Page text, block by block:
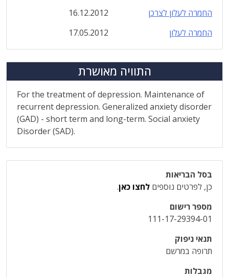
החמרה לעלון לצרכן
16.12.2012
החמרה לעלון
17.05.2012
התוויה מאושרת
For the treatment of depression. Maintenance of
recurrent depression. Generalized anxiety disorder
(GAD) - short term and long-term. Social anxiety
Disorder (SAD).
בסל הבריאות
כן, לפרטים נוספים לחצו כאן.
מספר רישום
111-17-29394-01
תנאי ניפוק
תרופה במרשם
מגבלות